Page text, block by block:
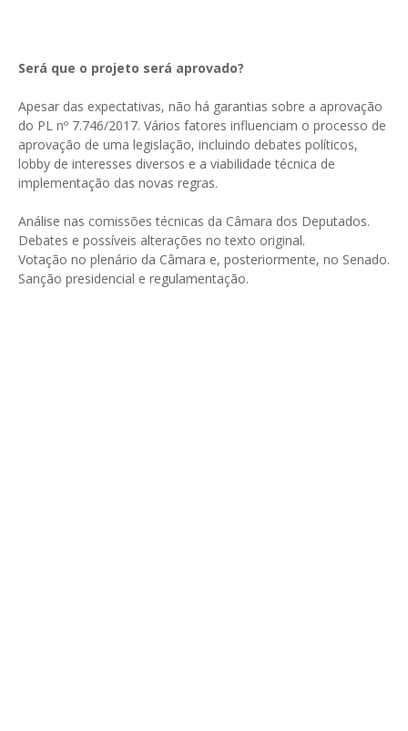
Será que o projeto será aprovado?
Apesar das expectativas, não há garantias sobre a aprovação
do PL nº 7.746/2017. Vários fatores influenciam o processo de
aprovação de uma legislação, incluindo debates políticos,
lobby de interesses diversos e a viabilidade técnica de
implementação das novas regras.
Análise nas comissões técnicas da Câmara dos Deputados.
Debates e possíveis alterações no texto original.
Votação no plenário da Câmara e, posteriormente, no Senado.
Sanção presidencial e regulamentação.